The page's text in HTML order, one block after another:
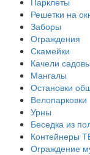
Решетки на
Заборы
Ограждения
Скамейки
Качели
Мангалы
Остановки
Велопарковки
Урны
Беседка из
Контейнеры
Ограждение